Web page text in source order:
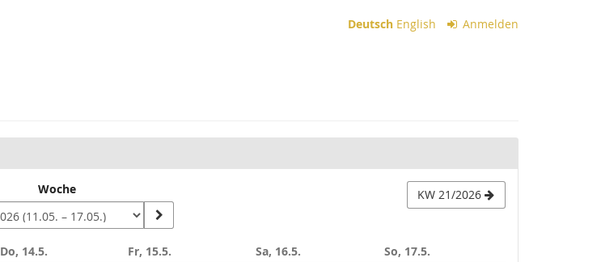
Deutsch English Anmelden
Woche KW 21/2026
Do, 14.5. Fr, 15.5. Sa, 16.5. So, 17.5.